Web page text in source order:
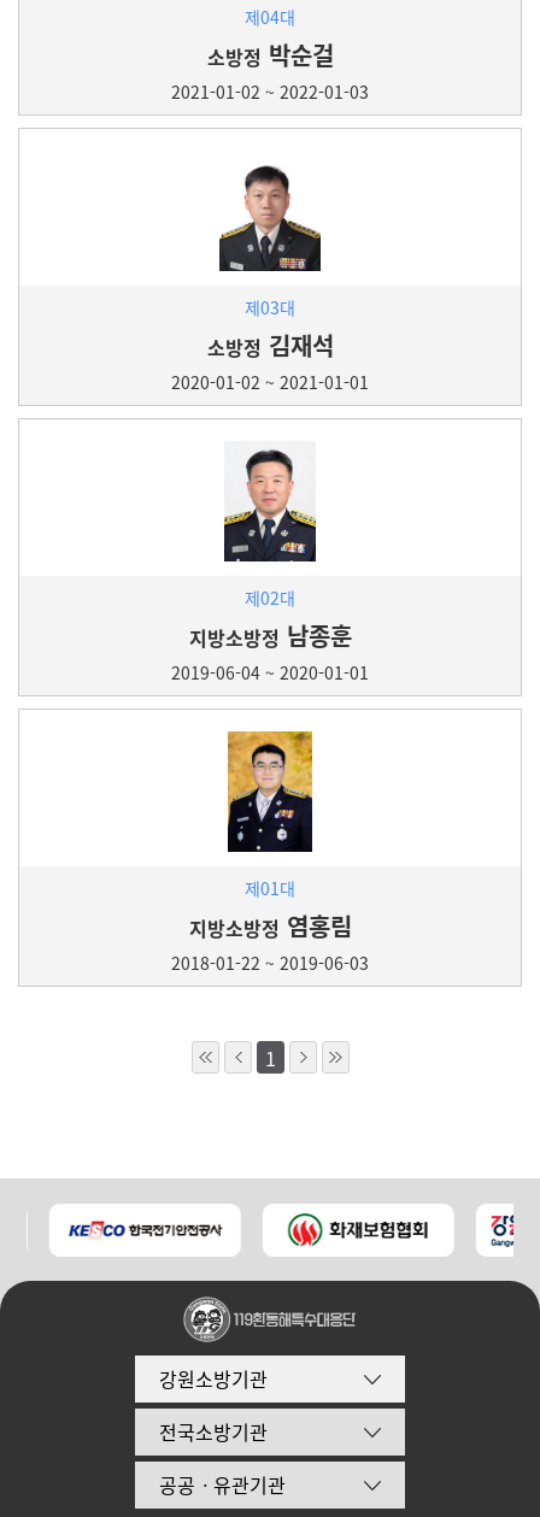
제04대
소방정 박순걸
2021-01-02 ~ 2022-01-03
제03대
소방정 김재석
2020-01-02 ~ 2021-01-01
제02대
지방소방정 남종훈
2019-06-04 ~ 2020-01-01
제01대
지방소방정 염홍림
2018-01-22 ~ 2019-06-03
1
강원소방기관
전국소방기관
공공ㆍ유관기관